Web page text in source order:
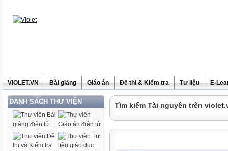
ViOLET.VN Bài giảng Giáo án Đề thi & Kiểm tra Tư liệu E-
DANH SÁCH THƯ VIỆN Tìm kiếm Tài nguyên trên